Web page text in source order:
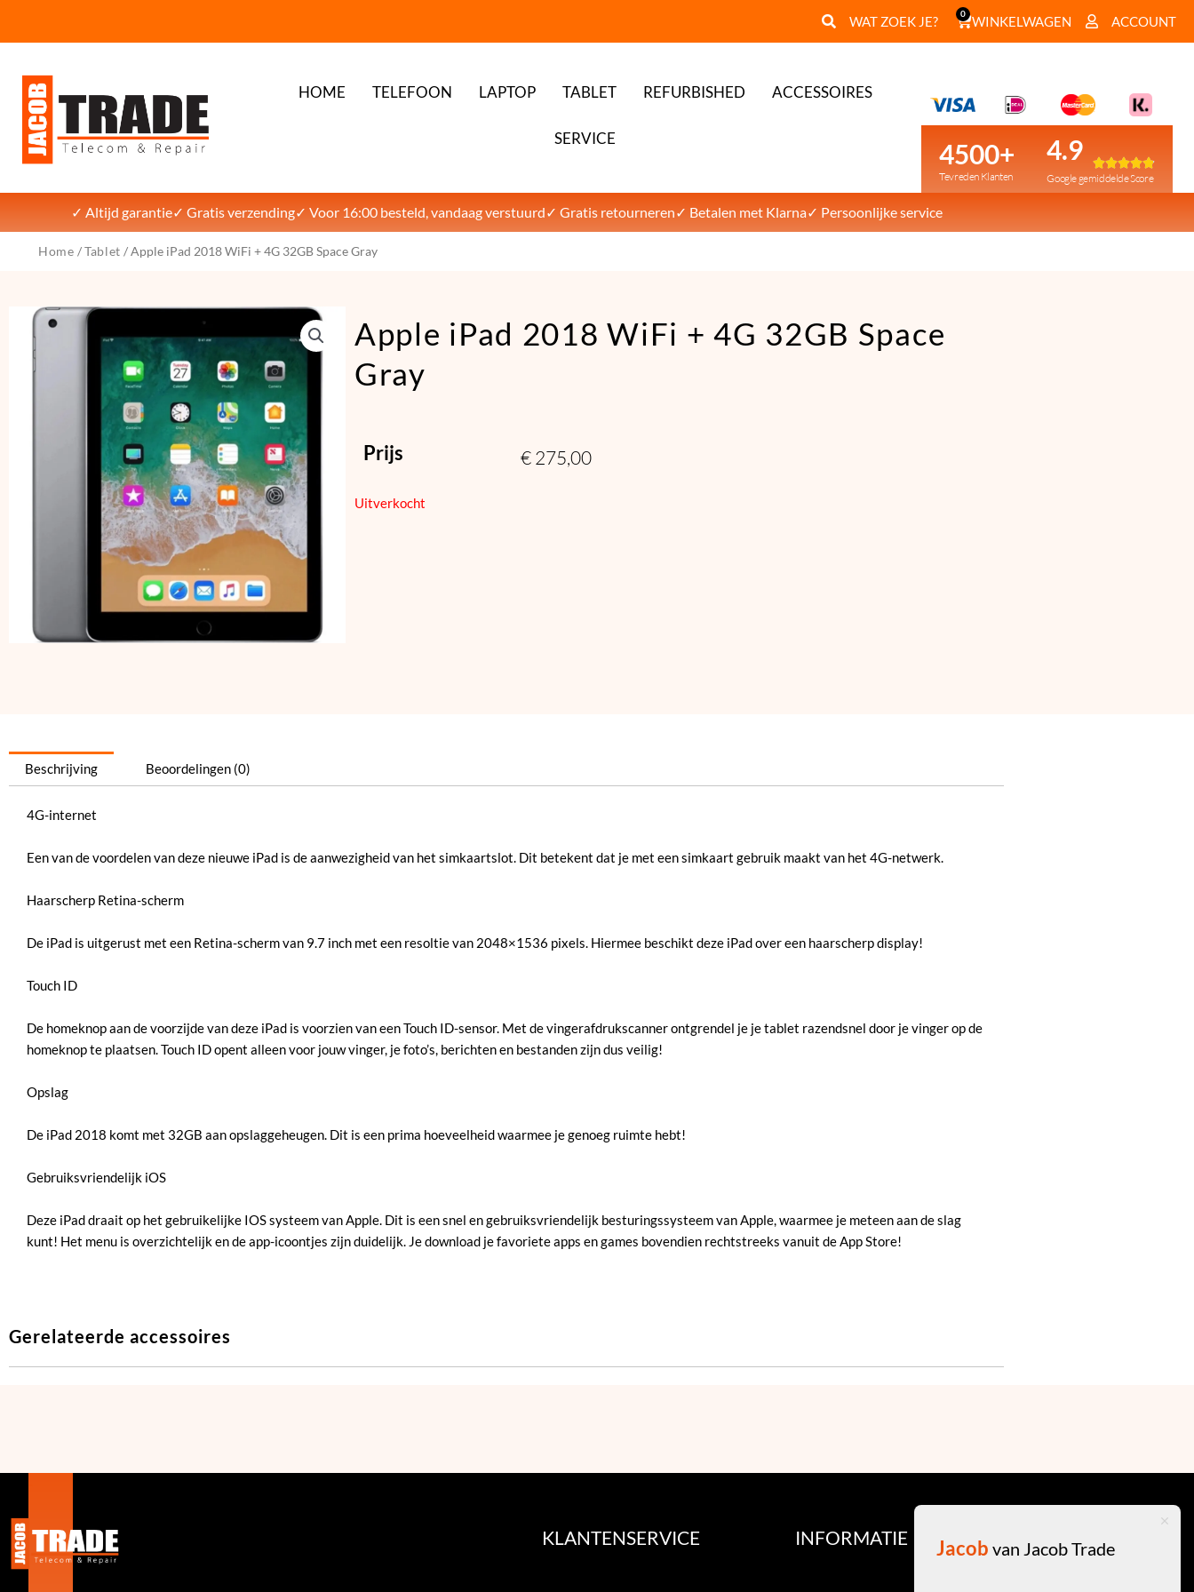
WAT ZOEK JE? 0 WINKELWAGEN ACCOUNT
HOME TELEFOON LAPTOP TABLET REFURBISHED ACCESSOIRES
SERVICE 4500+
Tevreden Klanten
4.9 
Google gemiddelde Score
✓ Altijd garantie✓ Gratis verzending✓ Voor 16:00 besteld, vandaag verstuurd✓ Gratis retourneren✓ Betalen met Klarna✓ Persoonlijke service
Home /Tablet / Apple iPad 2018 WiFi + 4G 32GB Space Gray
Apple iPad 2018 WiFi + 4G 32GB Space
Gray
Prijs €275,00
Uitverkocht
Beschrijving Beoordelingen (0)
4G-internet
Een van de voordelen van deze nieuwe iPad is de aanwezigheid van het simkaartslot. Dit betekent dat je met een simkaart gebruik maakt van het 4G-netwerk.
Haarscherp Retina-scherm
De iPad is uitgerust met een Retina-scherm van 9.7 inch met een resoltie van 2048×1536 pixels. Hiermee beschikt deze iPad over een haarscherp display!
Touch ID
De homeknop aan de voorzijde van deze iPad is voorzien van een Touch ID-sensor. Met de vingerafdrukscanner ontgrendel je je tablet razendsnel door je vinger op de
homeknop te plaatsen. Touch ID opent alleen voor jouw vinger, je foto’s, berichten en bestanden zijn dus veilig!
Opslag
De iPad 2018 komt met 32GB aan opslaggeheugen. Dit is een prima hoeveelheid waarmee je genoeg ruimte hebt!
Gebruiksvriendelijk iOS
Deze iPad draait op het gebruikelijke IOS systeem van Apple. Dit is een snel en gebruiksvriendelijk besturingssysteem van Apple, waarmee je meteen aan de slag
kunt! Het menu is overzichtelijk en de app-icoontjes zijn duidelijk. Je download je favoriete apps en games bovendien rechtstreeks vanuit de App Store!
Gerelateerde accessoires
KLANTENSERVICE INFORMATIE Jacob van Jacob Trade